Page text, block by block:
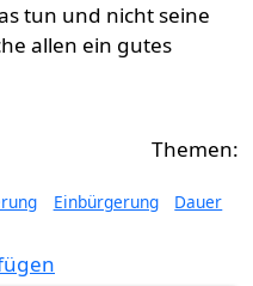
tun und nicht seine
allen ein gutes
Einbürgerung Dauer